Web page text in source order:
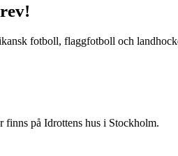
fotboll, flaggfotboll och
finns på Idrottens hus i Stockholm.